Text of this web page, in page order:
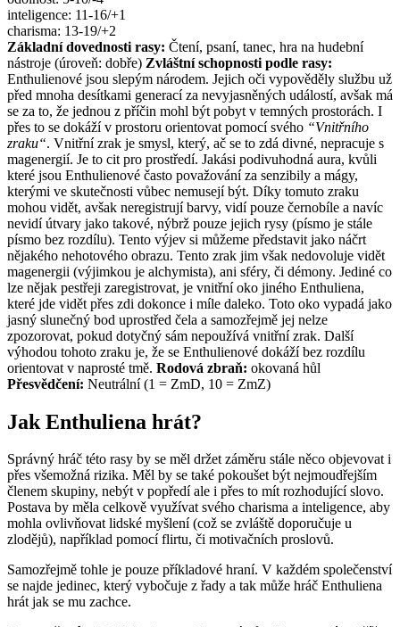
inteligence: 11-16/+1
charisma: 13-19/+2
Základní dovednosti rasy: Čtení, psaní, tanec, hra na hudební
nástroje (úroveň: dobře) Zvláštní schopnosti podle rasy:
Enthulienové jsou slepým národem. Jejich oči vypověděly službu už
před mnoha desítkami generací za nevyjasněných událostí, avšak má
se za to, že jednou z příčin mohl být pobyt v temných prostorách. I
přes to se dokáží v prostoru orientovat pomocí svého “Vnitřního
zraku“. Vnitřní zrak je smysl, který, ač se to zdá divné, nepracuje s
magenergií. Je to cit pro prostředí. Jakási podivuhodná aura, kvůli
které jsou Enthulienové často považování za senzibily a mágy,
kterými ve skutečnosti vůbec nemusejí být. Díky tomuto zraku
mohou vidět, avšak neregistrují barvy, vidí pouze černobíle a navíc
nevidí útvary jako takové, nýbrž pouze jejich rysy (písmo je stále
písmo bez rozdílu). Tento výjev si můžeme představit jako náčrt
nějakého nehotového obrazu. Tento zrak jim však nedovoluje vidět
magenergii (výjimkou je alchymista), ani sféry, či démony. Jediné co
lze nějak pestřeji zaregistrovat, je vnitřní oko jiného Enthuliena,
které jde vidět přes zdi dokonce i míle daleko. Toto oko vypadá jako
jasný slunečný bod uprostřed čela a samozřejmě jej nelze
zpozorovat, pokud dotyčný sám nepoužívá vnitřní zrak. Další
výhodou tohoto zraku je, že se Enthulienové dokáží bez rozdílu
orientovat v naprosté tmě. Rodová zbraň: okovaná hůl
Přesvědčení: Neutrální (1 = ZmD, 10 = ZmZ)
Jak Enthuliena hrát?
Správný hráč této rasy by se měl držet záměru stále něco objevovat i
přes všemožná rizika. Měl by se také pokoušet být nejmoudřejším
členem skupiny, nebýt v popředí ale i přes to mít rozhodující slovo.
Postava by měla celkově využívat svého charisma a inteligence, aby
mohla ovlivňovat lidské myšlení (což se zvláště doporučuje u
zlodějů), například pomocí flirtu, či motivačních proslovů.
Samozřejmě tohle je pouze příkladové hraní. V každém společenství
se najde jedinec, který vybočuje z řady a tak může hráč Enthuliena
hrát jak se mu zachce.